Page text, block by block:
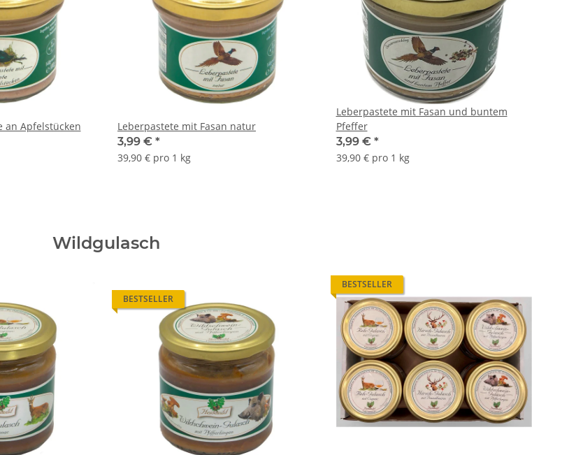
an Apfelstücken
Leberpastete mit Fasan natur
3,99 € *
39,90 € pro 1 kg
Leberpastete mit Fasan und buntem
Pfeffer
3,99 € *
39,90 € pro 1 kg
Wildgulasch
BESTSELLER
BESTSELLER